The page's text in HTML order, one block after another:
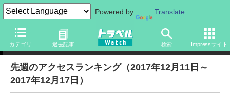
Powered by Translate
カテゴリ 過去記事 検索 Impressサイト
アクセスランキング
先週のアクセスランキング（2017年12月11日～
2017年12月17日）